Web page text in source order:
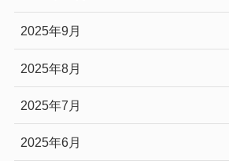
2025年9月
2025年8月
2025年7月
2025年6月